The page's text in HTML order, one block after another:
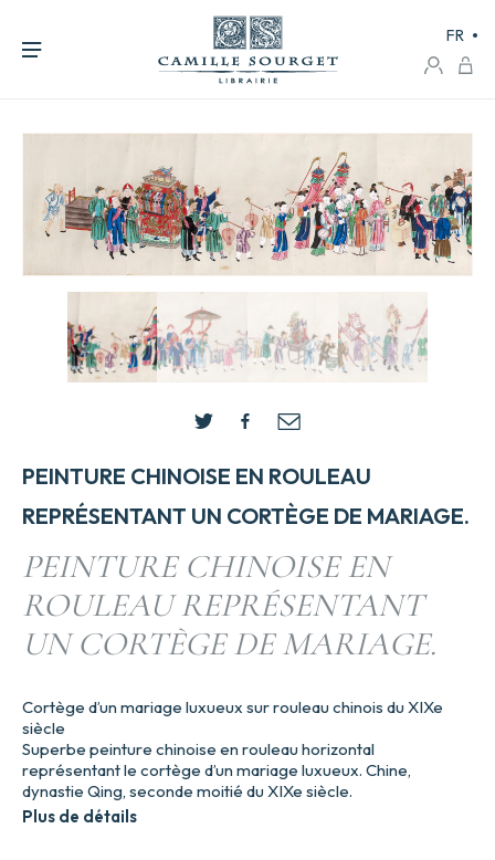
FR
PEINTURE CHINOISE EN ROULEAU
REPRÉSENTANT UN CORTÈGE DE MARIAGE.
PEINTURE CHINOISE EN
ROULEAU REPRÉSENTANT
UN CORTÈGE DE MARIAGE.
Cortège d’un mariage luxueux sur rouleau chinois du XIXe
siècle
Superbe peinture chinoise en rouleau horizontal
représentant le cortège d’un mariage luxueux. Chine,
dynastie Qing, seconde moitié du XIXe siècle.
Plus de détails